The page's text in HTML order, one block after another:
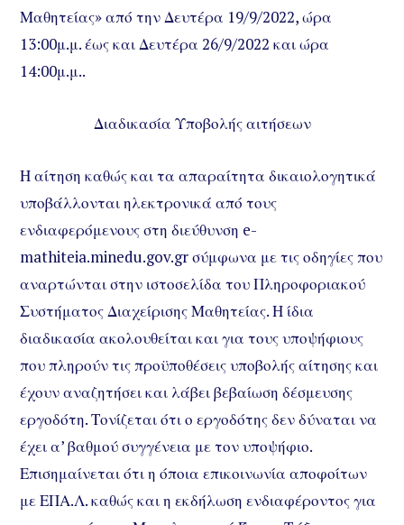
Μαθητείας» από την Δευτέρα 19/9/2022, ώρα
13:00μ.μ. έως και Δευτέρα 26/9/2022 και ώρα
14:00μ.μ..
Διαδικασία Υποβολής αιτήσεων
Η αίτηση καθώς και τα απαραίτητα δικαιολογητικά
υποβάλλονται ηλεκτρονικά από τους
ενδιαφερόμενους στη διεύθυνση e-
mathiteia.minedu.gov.gr σύμφωνα με τις οδηγίες που
αναρτώνται στην ιστοσελίδα του Πληροφοριακού
Συστήματος Διαχείρισης Μαθητείας. Η ίδια
διαδικασία ακολουθείται και για τους υποψήφιους
που πληρούν τις προϋποθέσεις υποβολής αίτησης και
έχουν αναζητήσει και λάβει βεβαίωση δέσμευσης
εργοδότη. Τονίζεται ότι ο εργοδότης δεν δύναται να
έχει α’ βαθμού συγγένεια με τον υποψήφιο.
Επισημαίνεται ότι η όποια επικοινωνία αποφοίτων
με ΕΠΑ.Λ. καθώς και η εκδήλωση ενδιαφέροντος για